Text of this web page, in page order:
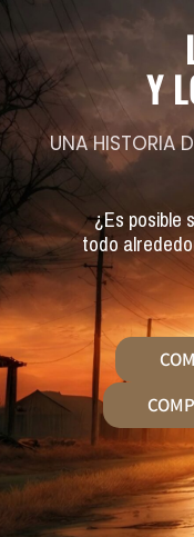
Y
UNA HISTORIA
¿Es posible
todo